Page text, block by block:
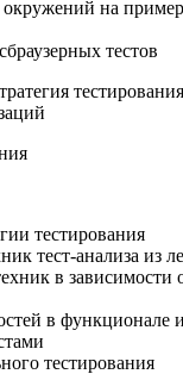
окружений на
тестов
тестирования
тест-анализа из
в зависимости
в функционале
тестирования